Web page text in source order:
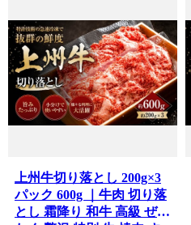
上州牛切り落とし 200g×3
パック 600g ｜牛肉 切り落
とし 霜降り 和牛 高級 ぜい